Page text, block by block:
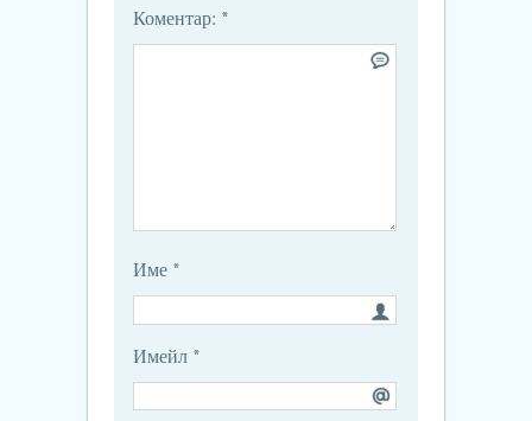
Коментар: *
Име *
Имейл *